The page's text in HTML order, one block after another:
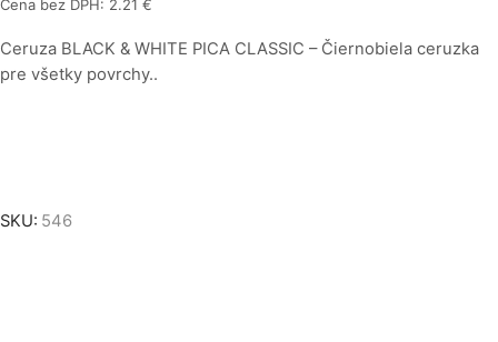
Cena bez DPH: 2.21 €
Ceruza BLACK & WHITE PICA CLASSIC – Čiernobiela ceruzka
pre všetky povrchy..
SKU: 546